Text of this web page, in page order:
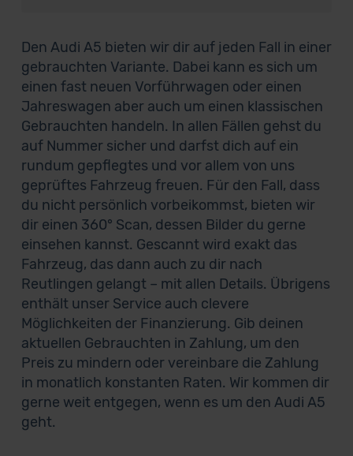
Den Audi A5 bieten wir dir auf jeden Fall in einer
gebrauchten Variante. Dabei kann es sich um
einen fast neuen Vorführwagen oder einen
Jahreswagen aber auch um einen klassischen
Gebrauchten handeln. In allen Fällen gehst du
auf Nummer sicher und darfst dich auf ein
rundum gepflegtes und vor allem von uns
geprüftes Fahrzeug freuen. Für den Fall, dass
du nicht persönlich vorbeikommst, bieten wir
dir einen 360° Scan, dessen Bilder du gerne
einsehen kannst. Gescannt wird exakt das
Fahrzeug, das dann auch zu dir nach
Reutlingen gelangt – mit allen Details. Übrigens
enthält unser Service auch clevere
Möglichkeiten der Finanzierung. Gib deinen
aktuellen Gebrauchten in Zahlung, um den
Preis zu mindern oder vereinbare die Zahlung
in monatlich konstanten Raten. Wir kommen dir
gerne weit entgegen, wenn es um den Audi A5
geht.